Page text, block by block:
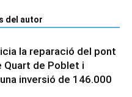
del autor
la reparació del pont
de Poblet i
inversió de 146.000